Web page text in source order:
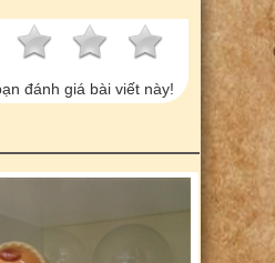
đánh giá bài viết này!